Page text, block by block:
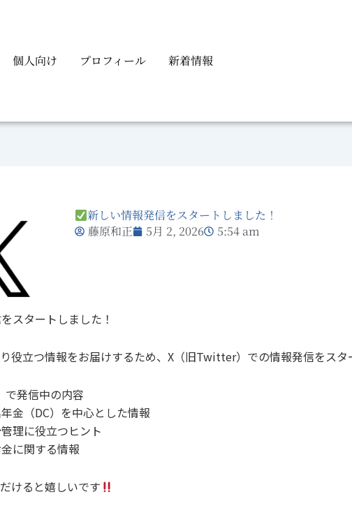
個人向け プロフィール 新着情報
新しい情報発信をスタートしました！
藤原和正
5月 2, 2026 5:54 am
スタートしました！
役立つ情報をお届けするため、X（旧Twitter）での情報発信をスタ
発信中の内容
金（DC）を中心とした情報
理に役立つヒント
に関する情報
けると嬉しいです